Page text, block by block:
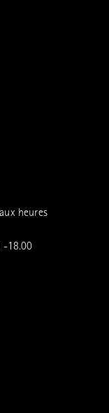
heures
-18.00